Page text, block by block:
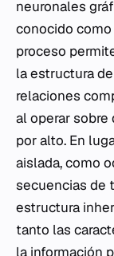
neuronales
conocido
proceso
la estructura
relaciones
al operar sobre
por alto. En
aislada, como
secuencias de
estructura
tanto las
la información